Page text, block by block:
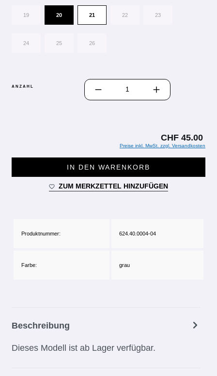
19 20 21 22 23
24 25 26
ANZAHL
PRODUKT ANZAHL: GIB DEN
CHF 45.00
Preise inkl. MwSt. zzgl. Versandkosten
IN DEN WARENKORB
ZUM MERKZETTEL HINZUFÜGEN
Produktnummer: 624.40.0004-04
Farbe: grau
Beschreibung
Dieses Modell ist ab Lager verfügbar.